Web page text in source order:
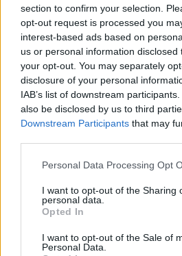
section to confirm your selection.
opt-out request is processed you
interest-based ads based on
us or personal information
your opt-out. You may separately
disclosure of your personal
IAB’s list of downstream
also be disclosed by us to third
Downstream Participants that may
Please note that this website/app
not limited to your visit or usage
grant or deny consent to Google
use your data for below specified
consent section.
Personal Data Processing Opt
I want to opt-out of the Sharing
personal data.
Opted In
I want to opt-out of the Sale of
Personal Data.
mitigaciones aplicadas
La inteligencia artificial ética es
CIENCIA Y TECNOLOGÍA